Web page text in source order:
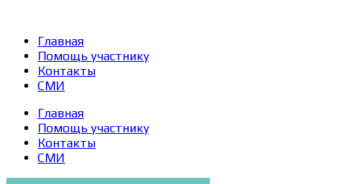
Главная
Помощь участнику
Контакты
СМИ
Главная
Помощь участнику
Контакты
СМИ